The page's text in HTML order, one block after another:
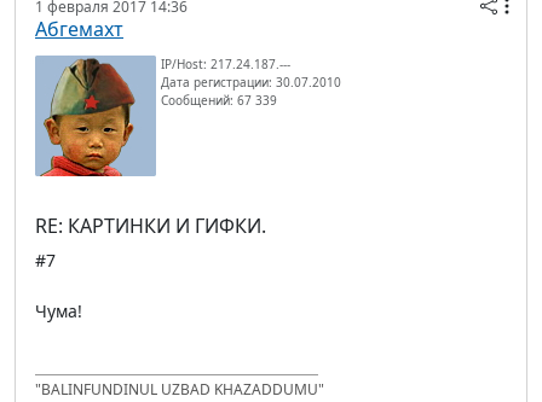
1 февраля 2017 14:36
Абгемахт
IP/Host: 217.24.187.---
Дата регистрации: 30.07.2010
Сообщений: 67 339
RE: КАРТИНКИ И ГИФКИ.
#7
Чума!
"BALINFUNDINUL UZBAD KHAZADDUMU"